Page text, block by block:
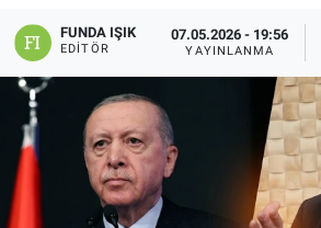
FUNDA IŞIK
EDITÖR
07.05.2026 - 19:56
YAYINLANMA
RESMİ İLANLAR
Bize ulaşın
İletişim/Künye